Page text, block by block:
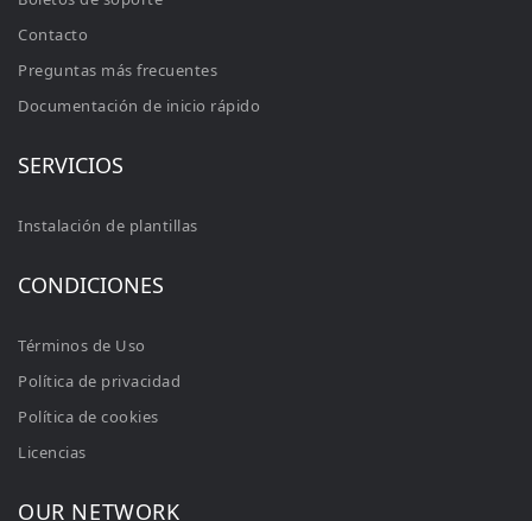
Contacto
Preguntas más frecuentes
Documentación de inicio rápido
SERVICIOS
Instalación de plantillas
CONDICIONES
Términos de Uso
Política de privacidad
Política de cookies
Licencias
OUR NETWORK